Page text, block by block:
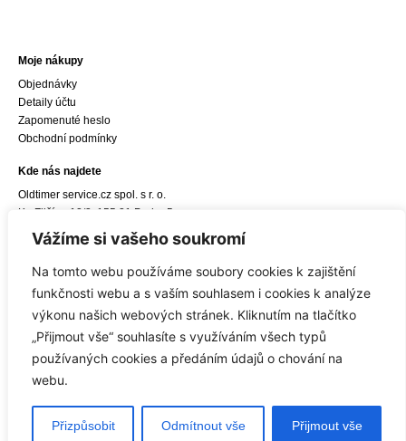
Vážíme si vašeho soukromí
Na tomto webu používáme soubory cookies k zajištění
funkčnosti webu a s vaším souhlasem i cookies k analýze
výkonu našich webových stránek. Kliknutím na tlačítko
„Přijmout vše“ souhlasíte s využíváním všech typů
používaných cookies a předáním údajů o chování na
webu.
Přizpůsobit Odmítnout vše Přijmout vše
Moje nákupy
Objednávky
Detaily účtu
Zapomenuté heslo
Obchodní podmínky
Kde nás najdete
Oldtimer service.cz spol. s r. o.
Ke Zličínu 12/3, 155 21 Praha 5
e-mail:info@oldtimerservice.cz
Sídlo společnosti
Oldtimer service.cz spol. s r. o.
IČ: 27450309, DIČ: CZ27450309
© 2006-2025 Oldtimer service.cz
Zásady ochrany soukromí
Obchodní podmínky